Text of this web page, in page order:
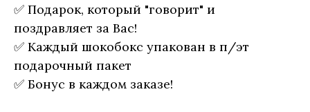
✅ Подарок, который "говорит" и
поздравляет за Вас!
✅ Каждый шокобокс упакован в п/эт
подарочный пакет
✅ Бонус в каждом заказе!